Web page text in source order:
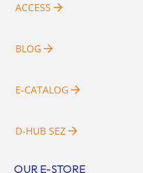
ACCESS
BLOG
E-CATALOG
D-HUB SEZ
OUR E-STORE